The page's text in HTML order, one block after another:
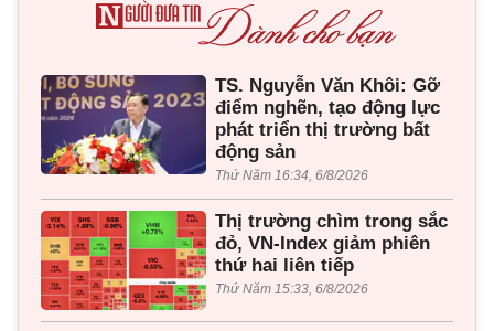
TS. Nguyễn Văn Khôi: Gỡ
điểm nghẽn, tạo động lực
phát triển thị trường bất
động sản
Thứ Năm 16:34, 6/8/2026
Thị trường chìm trong sắc
đỏ, VN-Index giảm phiên
thứ hai liên tiếp
Thứ Năm 15:33, 6/8/2026